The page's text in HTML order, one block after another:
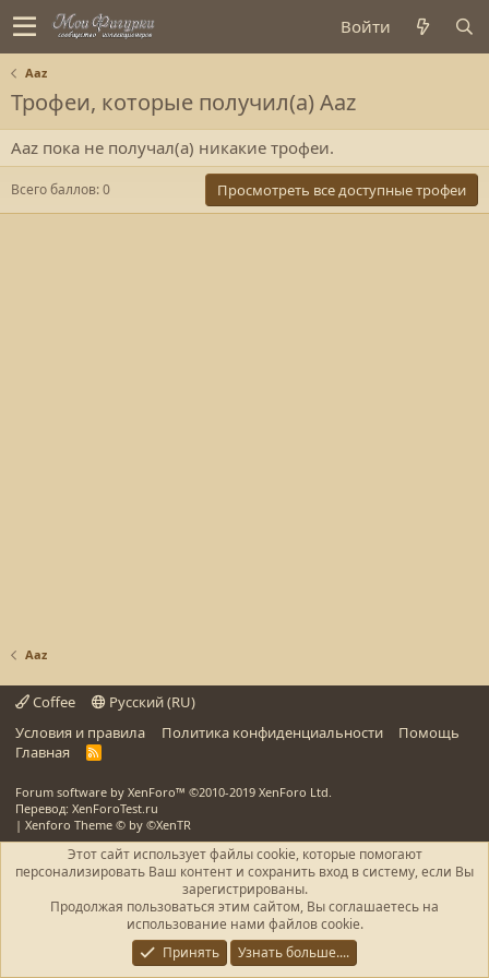
Войти
Aaz
Трофеи, которые получил(а) Aaz
Aaz пока не получал(а) никакие трофеи.
Всего баллов: 0 Просмотреть все доступные трофеи
Aaz
Coffee
Русский (RU)
Условия и правила
Политика конфиденциальности
Помощь
Главная
R
Forum software by XenForo™ ©2010-2019 XenForo Ltd.
Перевод: XenForoTest.ru
| Xenforo Theme © by ©XenTR
Этот сайт использует файлы cookie, которые помогают
персонализировать Ваш контент и сохранить вход в систему, если Вы
зарегистрированы.
Продолжая пользоваться этим сайтом, Вы соглашаетесь на
использование нами файлов cookie.
Принять
Узнать больше....